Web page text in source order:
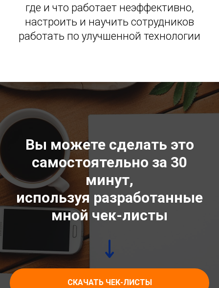
где и что работает неэффективно,
настроить и научить сотрудников
работать по улучшенной технологии
Вы можете сделать это
самостоятельно за 30
минут,
используя разработанные
мной чек-листы
СКАЧАТЬ ЧЕК-ЛИСТЫ